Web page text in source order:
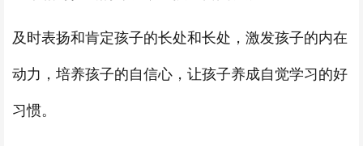
及时表扬和肯定孩子的长处和长处，激发孩子的内在
动力，培养孩子的自信心，让孩子养成自觉学习的好
习惯。